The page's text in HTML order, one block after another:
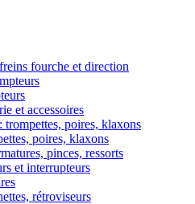
fourche et direction
et accessoires
trompettes, poires, klaxons
poires, klaxons
pinces, ressorts
et interrupteurs
rétroviseurs